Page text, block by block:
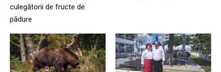
culegătorii de fructe de
pădure